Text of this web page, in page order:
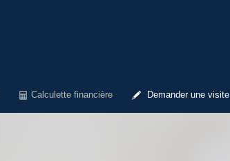
Calculette financière Demander une visite